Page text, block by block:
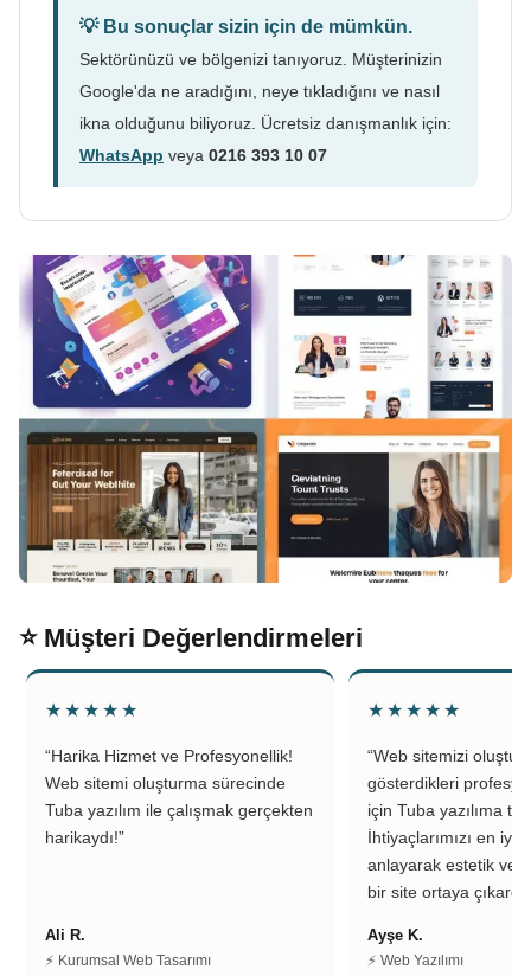
💡 Bu sonuçlar sizin için de mümkün.
Sektörünüzü ve bölgenizi tanıyoruz. Müşterinizin
Google'da ne aradığını, neye tıkladığını ve nasıl
ikna olduğunu biliyoruz. Ücretsiz danışmanlık için:
WhatsApp veya 0216 393 10 07
⭐ Müşteri Değerlendirmeleri
★★★★★
“Harika Hizmet ve Profesyonellik!
Web sitemi oluşturma sürecinde
Tuba yazılım ile çalışmak gerçekten
harikaydı!”
Ali R.
⚡ Kurumsal Web Tasarımı
★★★★★
“Web sitemizi
gösterdikleri
için Tuba yazılıma
İhtiyaçlarımızı en iyi
anlayarak estetik ve
bir site ortaya
Ayşe K.
⚡ Web Yazılımı